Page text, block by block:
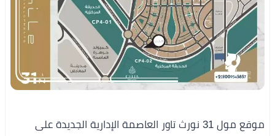
موقع مول 31 نورث تاور العاصمة الإدارية الجديدة على